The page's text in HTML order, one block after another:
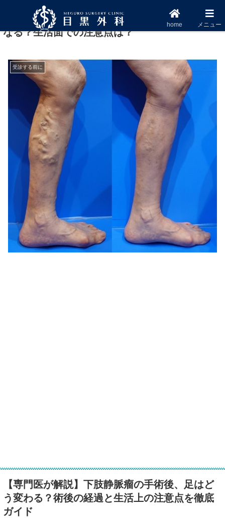
下肢静脈瘤の手術後、足の症状と見た目はどう
なる？生活面での注意点は？
受診する前に
【専門医が解説】下肢静脈瘤の手術後、足はど
う変わる？術後の経過と生活上の注意点を徹底
ガイド
home メニュー